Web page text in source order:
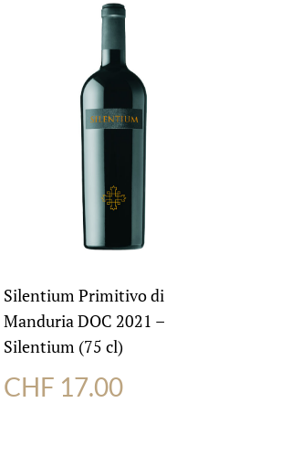
Silentium Primitivo di
Manduria DOC 2021 –
Silentium (75 cl)
CHF 17.00